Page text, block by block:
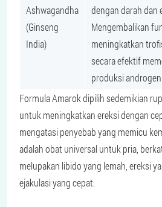
Ashwagandha
(Ginseng
India)
dengan darah dan
Mengembalikan
meningkatkan
secara efektif
produksi
Formula Amarok dipilih sedemikian
untuk meningkatkan ereksi dengan
mengatasi penyebab yang memicu
adalah obat universal untuk pria,
melupakan libido yang lemah, ereksi
ejakulasi yang cepat.